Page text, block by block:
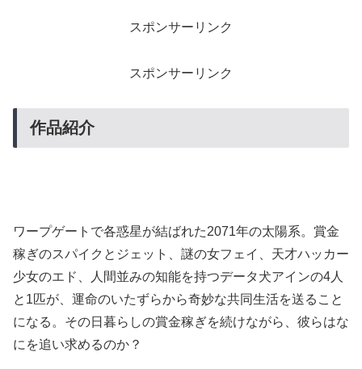
スポンサーリンク
スポンサーリンク
作品紹介
ワープゲートで各惑星が結ばれた2071年の太陽系。賞金
稼ぎのスパイクとジェット、謎の女フェイ、天才ハッカー
少女のエド、人間並みの知能を持つデータ犬アインの4人
と1匹が、運命のいたずらから奇妙な共同生活を送ること
になる。その日暮らしの賞金稼ぎを続けながら、彼らはな
にを追い求めるのか？